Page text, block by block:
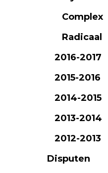
Complex
Radicaal
2016-2017
2015-2016
2014-2015
2013-2014
2012-2013
Disputen